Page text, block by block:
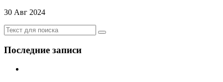
30 Авг 2024
Последние записи